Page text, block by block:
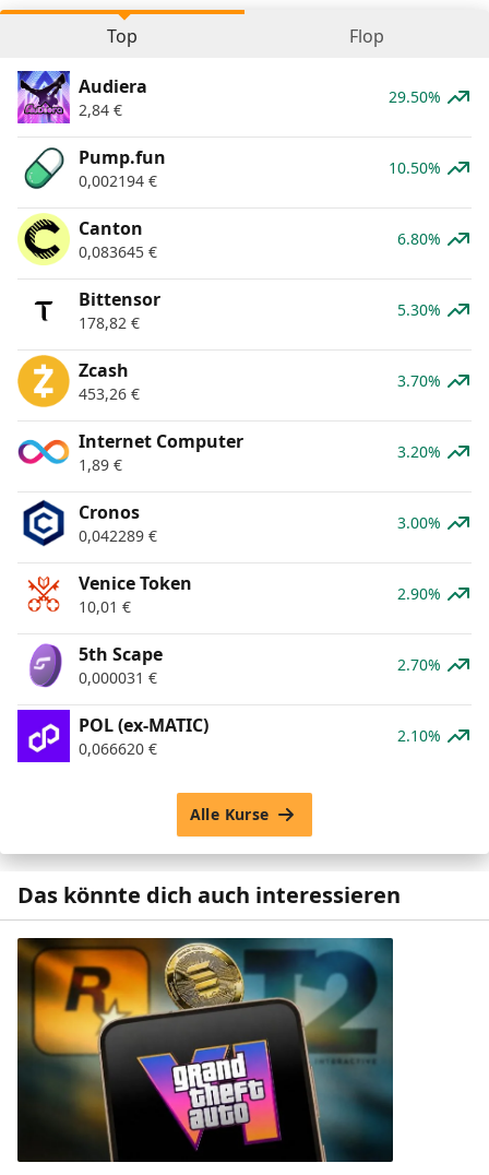
Top Flop
Audiera
2,84 €
29.50%
Pump.fun
0,002194 €
10.50%
Canton
0,083645 €
6.80%
Bittensor
178,82 €
5.30%
Zcash
453,26 €
3.70%
Internet Computer
1,89 €
3.20%
Cronos
0,042289 €
3.00%
Venice Token
10,01 €
2.90%
5th Scape
0,000031 €
2.70%
POL (ex-MATIC)
0,066620 €
2.10%
Alle Kurse
Das könnte dich auch interessieren